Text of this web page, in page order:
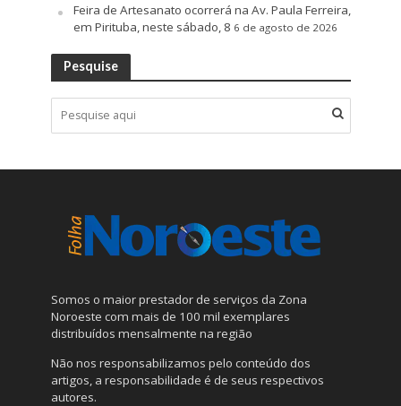
Feira de Artesanato ocorrerá na Av. Paula Ferreira,
em Pirituba, neste sábado, 8 6 de agosto de 2026
Pesquise
Somos o maior prestador de serviços da Zona
Noroeste com mais de 100 mil exemplares
distribuídos mensalmente na região
Não nos responsabilizamos pelo conteúdo dos
artigos, a responsabilidade é de seus respectivos
autores.